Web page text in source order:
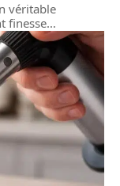
véritable
finesse…